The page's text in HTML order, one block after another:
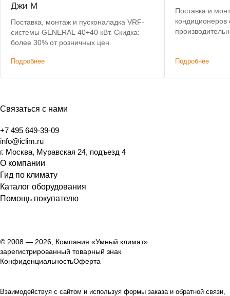
Джи М
Поставка, монтаж и пусконаладка VRF-
системы GENERAL 40+40 кВт. Скидка:
более 30% от розничных цен.
Подробнее
Поставка и
оборудование.
Подробнее
Связаться с нами
+7 495 649-39-09
info@iclim.ru
г. Москва, Муравская 24, подъезд 4
О компании
Гид по климату
Каталог оборудования
Помощь покупателю
© 2008 — 2026, Компания «Умный климат»
зарегистрированный товарный знак
КонфиденциальностьОферта
Взаимодействуя с сайтом и используя формы заказа и обратной связи,